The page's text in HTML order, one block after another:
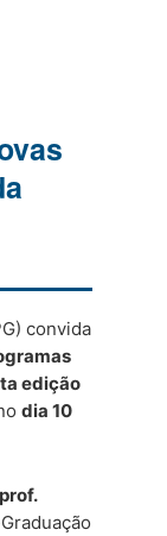
convida
edição
dia 10
prof.